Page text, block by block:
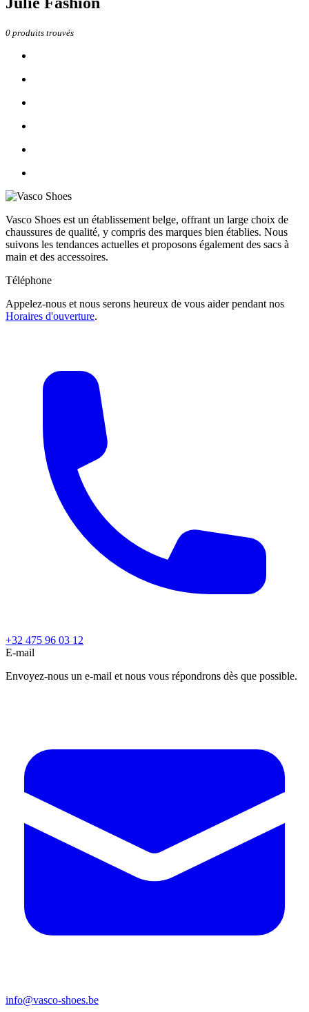
0 produits trouvés
Vasco Shoes est un établissement belge, offrant un large choix de
chaussures de qualité, y compris des marques bien établies. Nous
suivons les tendances actuelles et proposons également des sacs à
main et des accessoires.
Téléphone
Appelez-nous et nous serons heureux de vous aider pendant nos
Horaires d'ouverture.
+32 475 96 03 12
E-mail
Envoyez-nous un e-mail et nous vous répondrons dès que possible.
info@vasco-shoes.be